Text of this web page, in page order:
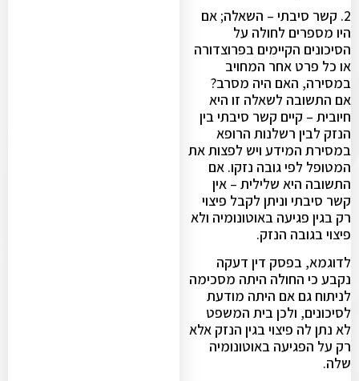
2. קשר סיבתי – השאלה; אם
היו מספרים לחולה על
הסיכונים הקיימים בפרוצדורה
או כל פרט אחר המחויב
במסירה, האם היה מסרב?
אם התשובה לשאלה זו היא
חיובית – קיים קשר סיבתי בין
הנזק לבין רשלנות הרופא
במסירת המידע ויש לפצות את
המטופל לפי גובה נזקו. אם
התשובה היא שלילית – אין
קשר סיבתי וניתן לקבל פיצוי
רק בגין פגיעה באוטונומיה ולא
פיצוי בגובה הנזק.
לדוגמא, בפסק דין דעקה
נקבע כי החולה היתה מסכימה
לניתוח גם אם היתה מודעת
לסיכונים, ולכן בית המשפט
לא נתן לה פיצוי בגין הנזק אלא
רק על הפגיעה באוטונומיה
שלה.